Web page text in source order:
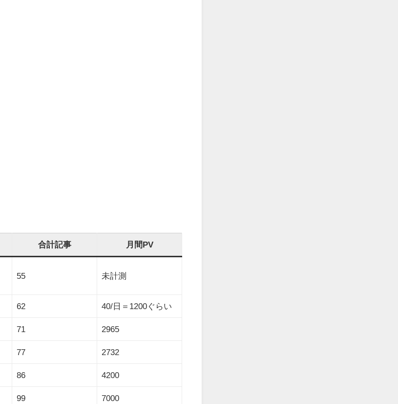
合計記事 月間PV
55 未計測
62 40/日＝1200ぐらい
71 2965
77 2732
86 4200
99 7000